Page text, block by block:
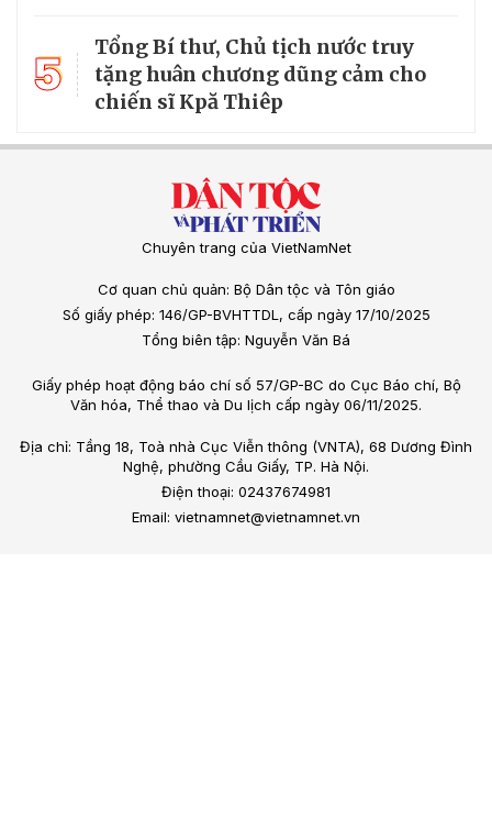
5
Tổng Bí thư, Chủ tịch nước truy
tặng huân chương dũng cảm cho
chiến sĩ Kpă Thiêp
Chuyên trang của VietNamNet
Cơ quan chủ quản: Bộ Dân tộc và Tôn giáo
Số giấy phép: 146/GP-BVHTTDL, cấp ngày 17/10/2025
Tổng biên tập: Nguyễn Văn Bá
Giấy phép hoạt động báo chí số 57/GP-BC do Cục Báo chí, Bộ
Văn hóa, Thể thao và Du lịch cấp ngày 06/11/2025.
Địa chỉ: Tầng 18, Toà nhà Cục Viễn thông (VNTA), 68 Dương Đình
Nghệ, phường Cầu Giấy, TP. Hà Nội.
Điện thoại: 02437674981
Email: vietnamnet@vietnamnet.vn